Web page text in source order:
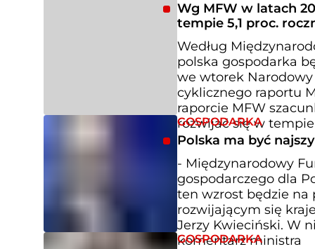
Wg MFW w latach
tempie 5,1 proc.
Według
polska gospodarka
we wtorek Narodowy
cyklicznego raportu
raporcie MFW
rozwijać się w tempie
GOSPODARKA
Polska ma być
- Międzynarodowy
gospodarczego dla
ten wzrost będzie na
rozwijającym się
Jerzy Kwieciński. W
komentarz ministra
GOSPODARKA